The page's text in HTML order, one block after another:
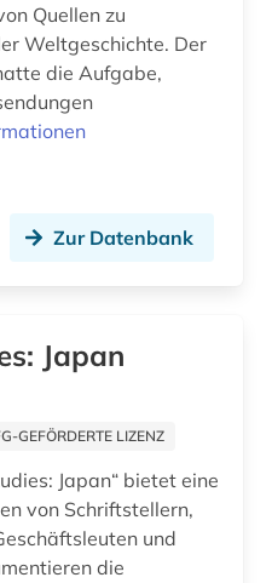
Quellen zu
Weltgeschichte. Der
die Aufgabe,
Zur Datenbank
Japan
GEFÖRDERTE LIZENZ
Japan“ bietet eine
von Schriftstellern,
und
die